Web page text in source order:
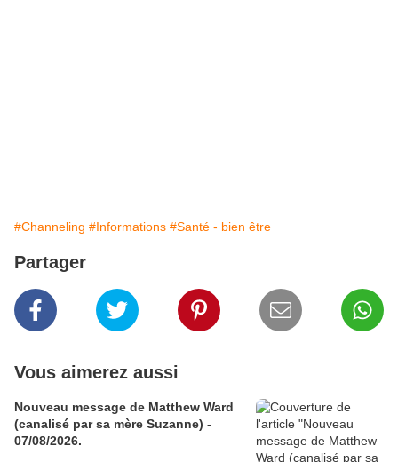
#Channeling #Informations #Santé - bien être
Partager
Vous aimerez aussi
Nouveau message de Matthew Ward
(canalisé par sa mère Suzanne) -
07/08/2026.